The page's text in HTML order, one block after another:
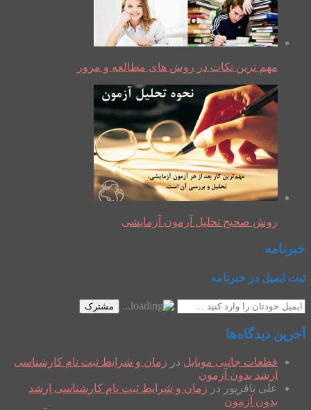
مهم ترین نکات در روش های مطالعه و مرور
روش صحیح تحلیل آزمون آزمایشی
خبرنامه
ثبت ایمیل در خبرنامه
مشترک
آخرین دیدگاه‌ها
قطعات جانبی موبایل در زمان و شرایط ثبت نام کارشناسی
ارشد بدون آزمون
علی باقرپور در زمان و شرایط ثبت نام کارشناسی ارشد
بدون آزمون